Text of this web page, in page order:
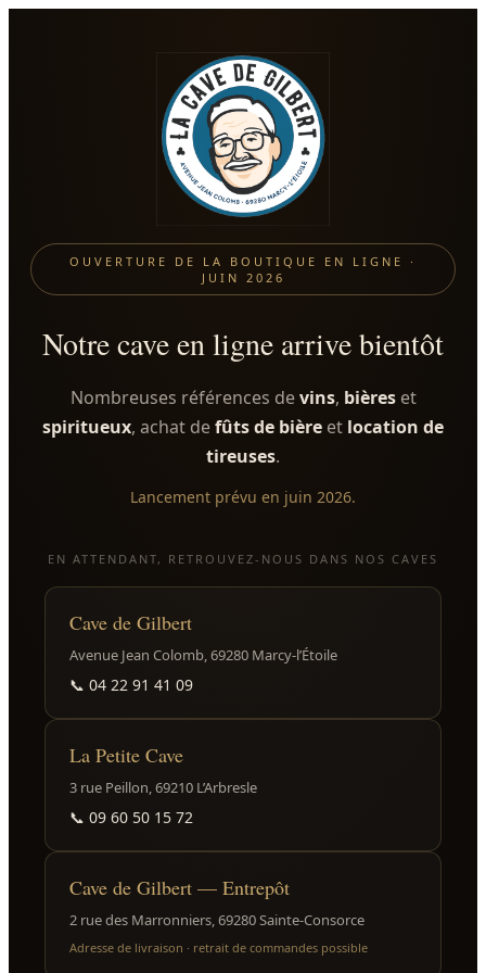
OUVERTURE DE LA BOUTIQUE EN LIGNE ·
JUIN 2026
Notre cave en ligne arrive bientôt
Nombreuses références devins, bièreset
spiritueux, achat defûts de bière et location de
tireuses.
Lancement prévu en juin 2026.
EN ATTENDANT, RETROUVEZ-NOUS DANS NOS CAVES
Cave de Gilbert
Avenue Jean Colomb, 69280 Marcy-l’Étoile
📞 04 22 91 41 09
La Petite Cave
3 rue Peillon, 69210 L’Arbresle
📞 09 60 50 15 72
Cave de Gilbert — Entrepôt
2 rue des Marronniers, 69280 Sainte-Consorce
Adresse de livraison · retrait de commandes possible